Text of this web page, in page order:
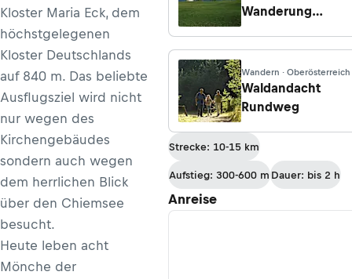
Kloster Maria Eck, dem
höchstgelegenen
Kloster Deutschlands
auf 840 m. Das beliebte
Ausflugsziel wird nicht
nur wegen des
Kirchengebäudes
sondern auch wegen
dem herrlichen Blick
über den Chiemsee
besucht.
Heute leben acht
Mönche der
Wanderung
Asten
Wandern · Oberösterreich
Waldandacht
Rundweg
Strecke: 10-15 km
Aufstieg: 300-600 m Dauer: bis 2 h
Anreise